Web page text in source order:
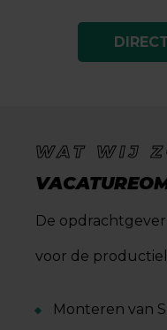
WAT WIJ
De
voor de
Monteren van